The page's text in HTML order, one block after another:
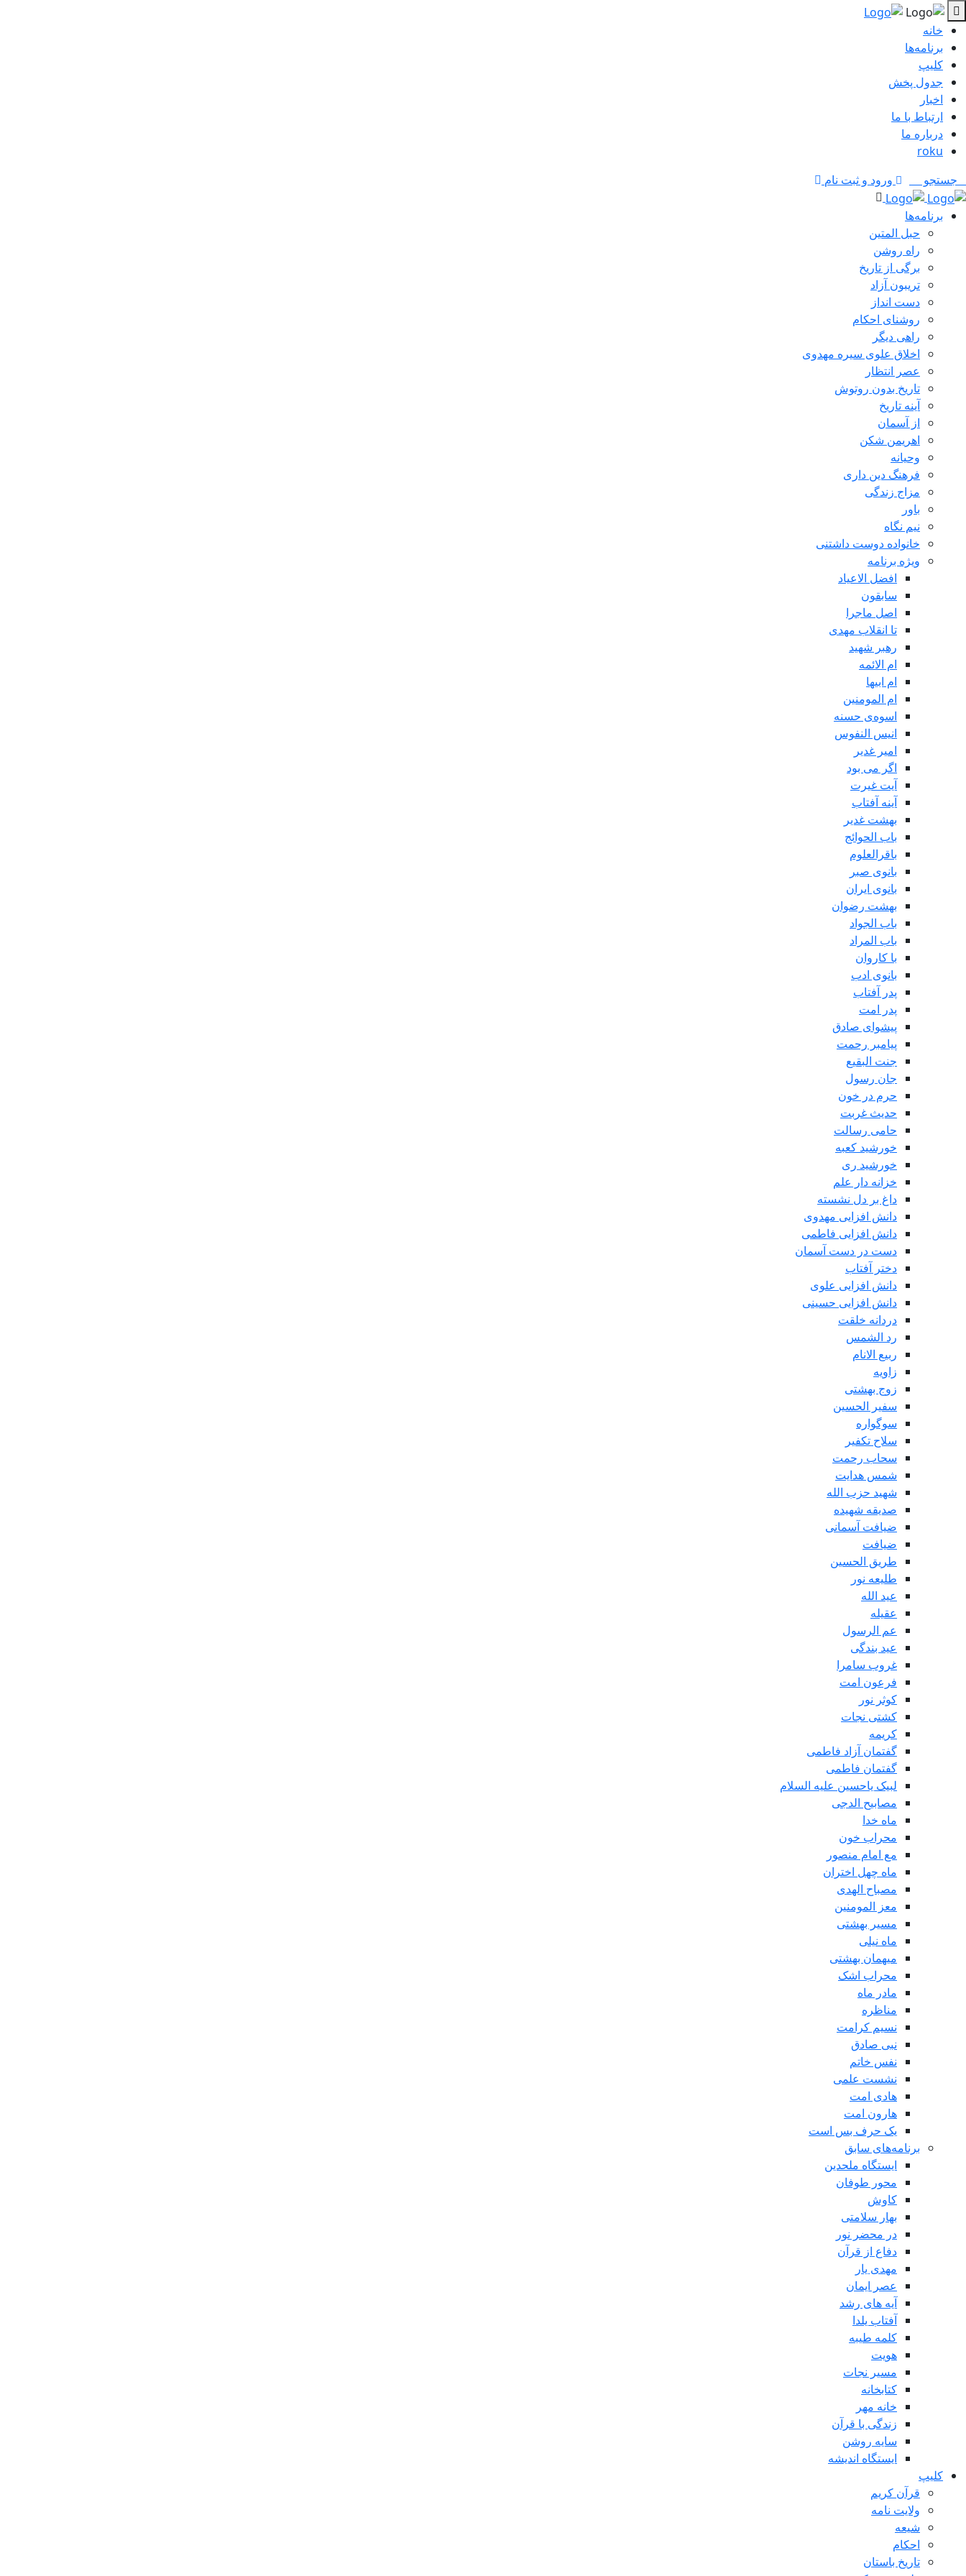
خانه
برنامه‌ها
کلیپ
جدول پخش
اخبار
ارتباط با ما
درباره ما
roku
جستجو
ورود و ثبت نام
برنامه‌ها
حبل المتین
راه روشن
برگی از تاریخ
تریبون آزاد
دست انداز
روشنای احکام
راهی دیگر
اخلاق علوی سیره مهدوی
عصر انتظار
تاریخ بدون روتوش
آینه تاریخ
از آسمان
اهریمن شکن
وحیانه
فرهنگ دین داری
مزاج زندگی
باور
نیم نگاه
خانواده دوست داشتنی
ویژه برنامه
افضل الاعیاد
سابقون
اصل ماجرا
تا انقلاب مهدی
رهبر شهید
ام الائمه
ام ابیها
ام المومنین
اسوه‌ی حسنه
انیس النفوس
امیر غدیر
اگر می بود
آیت غیرت
آینه آفتاب
بهشت غدیر
باب الحوائج
باقرالعلوم
بانوی صبر
بانوی ایران
بهشت رضوان
باب الجواد
باب المراد
با کاروان
بانوی ادب
پدر آفتاب
پدر امت
پیشوای صادق
پیامبر رحمت
جنت البقیع
جان رسول
حرم در خون
حدیث غربت
حامی رسالت
خورشید کعبه
خورشید ری
خزانه دار علم
داغ بر دل نشسته
دانش افزایی مهدوی
دانش افزایی فاطمی
دست در دست آسمان
دختر آفتاب
دانش افزایی علوی
دانش افزایی حسینی
دردانه خلقت
رد الشمس
ربیع الانام
زاویه
زوج بهشتی
سفیر الحسین
سوگواره
سلاح تکفیر
سحاب رحمت
شمس هدایت
شهید حزب الله
صدیقه شهیده
ضیافت آسمانی
ضیافت
طریق الحسین
طلیعه نور
عید الله
عقیله
عم الرسول
عید بندگی
غروب سامرا
فرعون امت
کوثر نور
کشتی نجات
کریمه
گفتمان آزاد فاطمی
گفتمان فاطمی
لبیک یاحسین علیه السلام
مصابیح الدجی
ماه خدا
محراب خون
مع امام منصور
ماه چهل اختران
مصباح الهدی
معز المومنین
مسیر بهشتی
ماه نیلی
میهمان بهشتی
محراب اشک
مادر ماه
مناظره
نسیم کرامت
نبی صادق
نفس خاتم
نشست علمی
هادی امت
هارون امت
یک حرف بس است
برنامه‌های سابق
ایستگاه ملحدین
محور طوفان
کاوش
بهار سلامتی
در محضر نور
دفاع از قرآن
مهدی یار
عصر ایمان
آیه های رشد
آفتاب یلدا
کلمه طیبه
هویت
مسیر نجات
کتابخانه
خانه مهر
زندگی با قرآن
سایه روشن
ایستگاه اندیشه
کلیپ
قرآن کریم
ولایت نامه
شیعه
احکام
تاریخ باستان